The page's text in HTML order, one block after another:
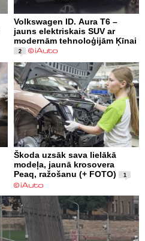
Volkswagen ID. Aura T6 –
jauns elektriskais SUV ar
modernām tehnoloģijām Ķīnai
2
Škoda uzsāk sava lielākā
modeļa, jaunā krosovera
Peaq, ražošanu (+ FOTO)
1